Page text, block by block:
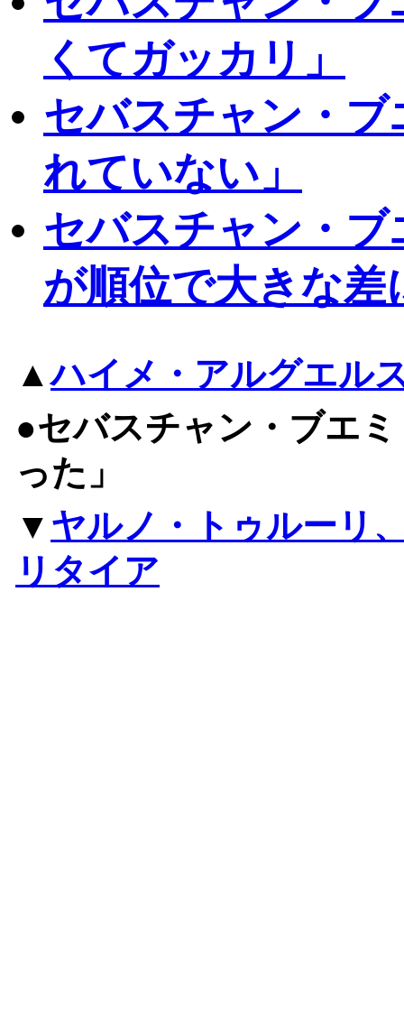
くてガッカリ」
セバスチャン・
れていない」
セバスチャン・
が順位で大きな差
▲ハイメ・アルグエル
●セバスチャン・ブエ
った」
▼ ヤルノ・トゥルーリ
リタイア